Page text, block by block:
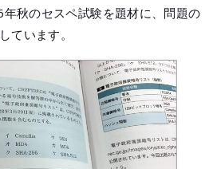
秋のセスペ試験を題材に、問題の
ています。